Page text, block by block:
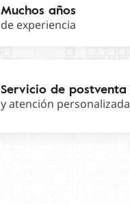
Muchos años
de experiencia
Servicio de postventa
y atención personalizada